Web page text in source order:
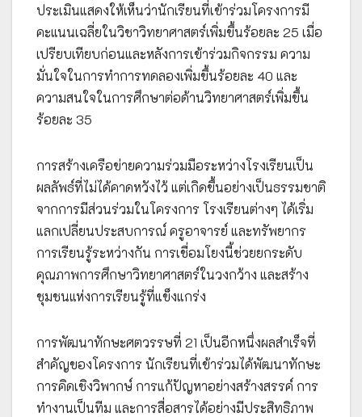
ประเมินแสดงให้เห็นว่านักเรียนที่เข้าร่วมโครงการมี
คะแนนเฉลี่ยในวิชาวิทยาศาสตร์เพิ่มขึ้นร้อยละ 25 เมื่อ
เปรียบเทียบก่อนและหลังการเข้าร่วมกิจกรรม ความ
มั่นใจในการทำการทดลองเพิ่มขึ้นร้อยละ 40 และ
ความสนใจในการศึกษาต่อด้านวิทยาศาสตร์เพิ่มขึ้น
ร้อยละ 35
การสร้างเครือข่ายความร่วมมือระหว่างโรงเรียนเป็น
ผลลัพธ์ที่ไม่ได้คาดหวังไว้ แต่เกิดขึ้นอย่างเป็นธรรมชาติ
จากการมีส่วนร่วมในโครงการ โรงเรียนต่างๆ ได้เริ่ม
แลกเปลี่ยนประสบการณ์ ครูอาจารย์ และทรัพยากร
การเรียนรู้ระหว่างกัน การเชื่อมโยงนี้ช่วยยกระดับ
คุณภาพการศึกษาวิทยาศาสตร์ในวงกว้าง และสร้าง
ชุมชนแห่งการเรียนรู้ที่แข็งแกร่ง
การพัฒนาทักษะศตวรรษที่ 21 เป็นอีกหนึ่งผลสำเร็จที่
สำคัญของโครงการ นักเรียนที่เข้าร่วมได้พัฒนาทักษะ
การคิดเชิงวิพากษ์ การแก้ปัญหาอย่างสร้างสรรค์ การ
ทำงานเป็นทีม และการสื่อสารได้อย่างมีประสิทธิภาพ